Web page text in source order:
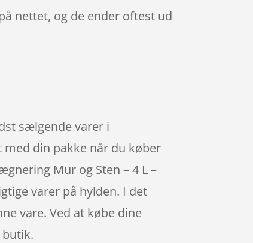
nettet, og de ender oftest ud
sælgende varer i
din pakke når du køber
Mur og Sten – 4 L –
varer på hylden. I det
vare. Ved at købe dine